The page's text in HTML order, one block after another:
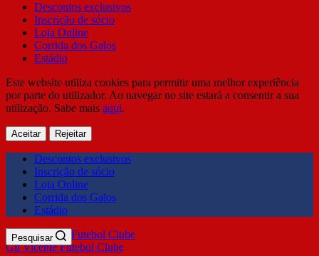
Descontos exclusivos
Inscrição de sócio
Loja Online
Corrida dos Galos
Estádio
Este website utiliza cookies para permitir uma melhor experiência
por parte do utilizador. Ao navegar no site estará a consentir a sua
utilização. Sabe mais aqui.
Aceitar Rejeitar
Descontos exclusivos
Inscrição de sócio
Loja Online
Corrida dos Galos
Estádio
Gil Vicente Futebol Clube
Pesquisar